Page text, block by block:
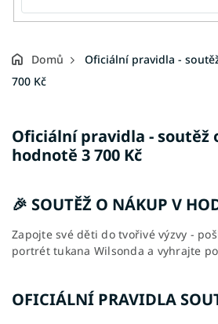
Domů
Oficiální pravidla -
700 Kč
Oficiální pravidla - soutěž
hodnotě 3 700 Kč
🎉 SOUTĚŽ O NÁKUP V
Zapojte své děti do tvořivé výzvy -
portrét tukana Wilsonda a vyhrajte
OFICIÁLNÍ PRAVIDLA